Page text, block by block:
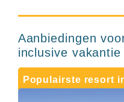
Hotels
Italiaans
restaurant
Hotels
swim-
Aanbiedingen
inclusive vakantie
Populairste resort